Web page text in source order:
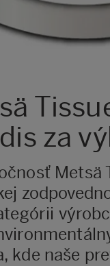
za
Metsä
kde naše